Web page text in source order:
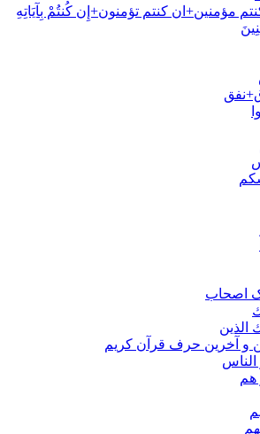
مؤمنين+ان كنتم تؤمنون+إِن كُنتُمْ بِآيَاتِهِ
اصحاب
الذين
و آخرین حرف قرآن کریم
الناس
هم